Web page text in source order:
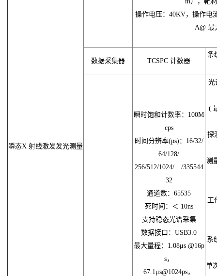
瞬态X 射线激发发光测量
操作电压：40KV，操作电
A@ 最
数据采集器 TCSPC 计数器
条
瞬时饱和计数率：100M
cps
时间分辨率(ps)：16/32/
64/128/
256/512/1024/…/335544
32
通道数：65535
死时间：＜ 10ns
支持稳态光谱采集
数据接口：USB3.0
最大量程：1.08μs @16p
s，
67.1μs@1024ps，
光
(
探
测
工
系
单